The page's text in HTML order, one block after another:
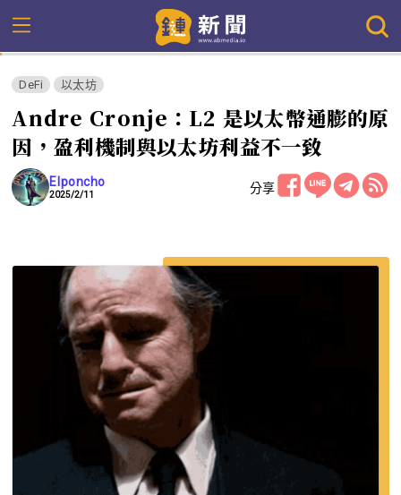
DeFi 以太坊
Andre Cronje：L2 是以太幣通膨的原
因，盈利機制與以太坊利益不一致
Elponcho
2025/2/11 分享